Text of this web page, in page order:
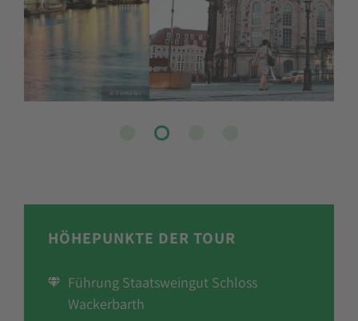
© Michael R. Hennig
HÖHEPUNKTE DER TOUR
Führung Staatsweingut Schloss
Wackerbarth